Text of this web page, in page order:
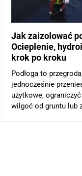
Jak zaizolować
Ocieplenie,
krok po kroku
Podłoga to
jednocześnie
użytkowe,
wilgoć od gruntu lub